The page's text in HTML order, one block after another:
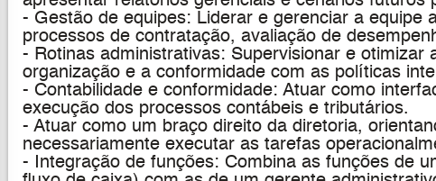
- Gestão de equipes: Liderar e gerenciar a equipe
processos de contratação, avaliação de
- Rotinas administrativas: Supervisionar e
organização e a conformidade com as políticas
- Contabilidade e conformidade: Atuar como
execução dos processos contábeis e tributários.
- Atuar como um braço direito da diretoria,
necessariamente executar as tarefas
- Integração de funções: Combina as funções de